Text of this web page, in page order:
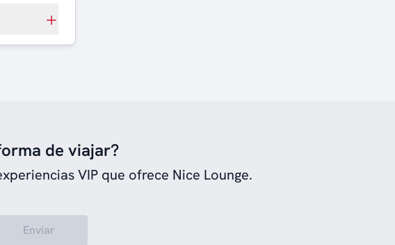
de viajar?
VIP que ofrece Nice Lounge.
Enviar